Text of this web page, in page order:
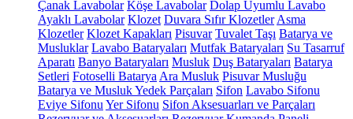
Çanak Lavabolar Köşe Lavabolar Dolap Uyumlu Lavabo
Ayaklı Lavabolar Klozet Duvara Sıfır Klozetler Asma
Klozetler Klozet Kapakları Pisuvar Tuvalet Taşı Batarya ve
Musluklar Lavabo Bataryaları Mutfak Bataryaları Su Tasarruf
Aparatı Banyo Bataryaları Musluk Duş Bataryaları Batarya
Setleri Fotoselli Batarya Ara Musluk Pisuvar Musluğu
Batarya ve Musluk Yedek Parçaları Sifon Lavabo Sifonu
Eviye Sifonu Yer Sifonu Sifon Aksesuarları ve Parçaları